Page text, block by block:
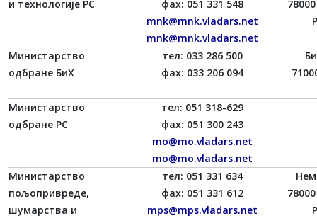
и технологије РС
фаx: 051 331 548
mnk@mnk.vladars.net
mnk@mnk.vladars.net
Министарство
одбране БиХ
тел: 033 286 500
фаx: 033 206 094
Министарство
одбране РС
тел: 051 318-629
фаx: 051 300 243
mo@mo.vladars.net
mo@mo.vladars.net
Министарство
пољопривреде,
шумарства и
тел: 051 331 634
фаx: 051 331 612
mps@mps.vladars.net